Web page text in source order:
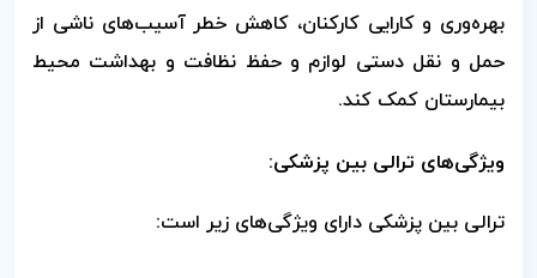
بهره‌وری و کارایی کارکنان، کاهش خطر آسیب‌های ناشی از
حمل و نقل دستی لوازم و حفظ نظافت و بهداشت محیط
بیمارستان کمک کند.
ویژگی‌های ترالی بین پزشکی:
ترالی بین پزشکی دارای ویژگی‌های زیر است: